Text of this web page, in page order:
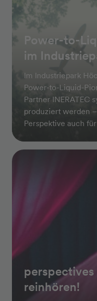
Power-to-
im
Im Industriepark
Power-to-Liquid-
Partner INERATEC
produziert werden
Perspektive auch
reinhören!